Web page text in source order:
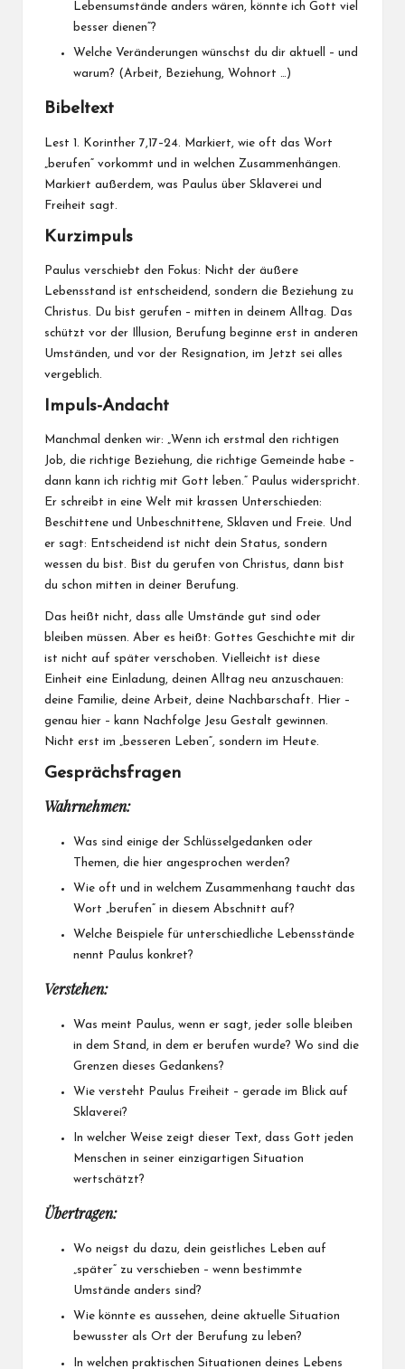
Lebensumstände anders wären, könnte ich Gott viel
besser dienen“?
Welche Veränderungen wünschst du dir aktuell – und
warum? (Arbeit, Beziehung, Wohnort …)
Bibeltext
Lest 1. Korinther 7,17–24. Markiert, wie oft das Wort
„berufen“ vorkommt und in welchen Zusammenhängen.
Markiert außerdem, was Paulus über Sklaverei und
Freiheit sagt.
Kurzimpuls
Paulus verschiebt den Fokus: Nicht der äußere
Lebensstand ist entscheidend, sondern die Beziehung zu
Christus. Du bist gerufen – mitten in deinem Alltag. Das
schützt vor der Illusion, Berufung beginne erst in anderen
Umständen, und vor der Resignation, im Jetzt sei alles
vergeblich.
Impuls-Andacht
Manchmal denken wir: „Wenn ich erstmal den richtigen
Job, die richtige Beziehung, die richtige Gemeinde habe –
dann kann ich richtig mit Gott leben.“ Paulus widerspricht.
Er schreibt in eine Welt mit krassen Unterschieden:
Beschittene und Unbeschnittene, Sklaven und Freie. Und
er sagt: Entscheidend ist nicht dein Status, sondern
wessen du bist. Bist du gerufen von Christus, dann bist
du schon mitten in deiner Berufung.
Das heißt nicht, dass alle Umstände gut sind oder
bleiben müssen. Aber es heißt: Gottes Geschichte mit dir
ist nicht auf später verschoben. Vielleicht ist diese
Einheit eine Einladung, deinen Alltag neu anzuschauen:
deine Familie, deine Arbeit, deine Nachbarschaft. Hier –
genau hier – kann Nachfolge Jesu Gestalt gewinnen.
Nicht erst im „besseren Leben“, sondern im Heute.
Gesprächsfragen
Wahrnehmen:
Was sind einige der Schlüsselgedanken oder
Themen, die hier angesprochen werden?
Wie oft und in welchem Zusammenhang taucht das
Wort „berufen“ in diesem Abschnitt auf?
Welche Beispiele für unterschiedliche Lebensstände
nennt Paulus konkret?
Verstehen:
Was meint Paulus, wenn er sagt, jeder solle bleiben
in dem Stand, in dem er berufen wurde? Wo sind die
Grenzen dieses Gedankens?
Wie versteht Paulus Freiheit – gerade im Blick auf
Sklaverei?
In welcher Weise zeigt dieser Text, dass Gott jeden
Menschen in seiner einzigartigen Situation
wertschätzt?
Übertragen:
Wo neigst du dazu, dein geistliches Leben auf
„später“ zu verschieben – wenn bestimmte
Umstände anders sind?
Wie könnte es aussehen, deine aktuelle Situation
bewusster als Ort der Berufung zu leben?
In welchen praktischen Situationen deines Lebens